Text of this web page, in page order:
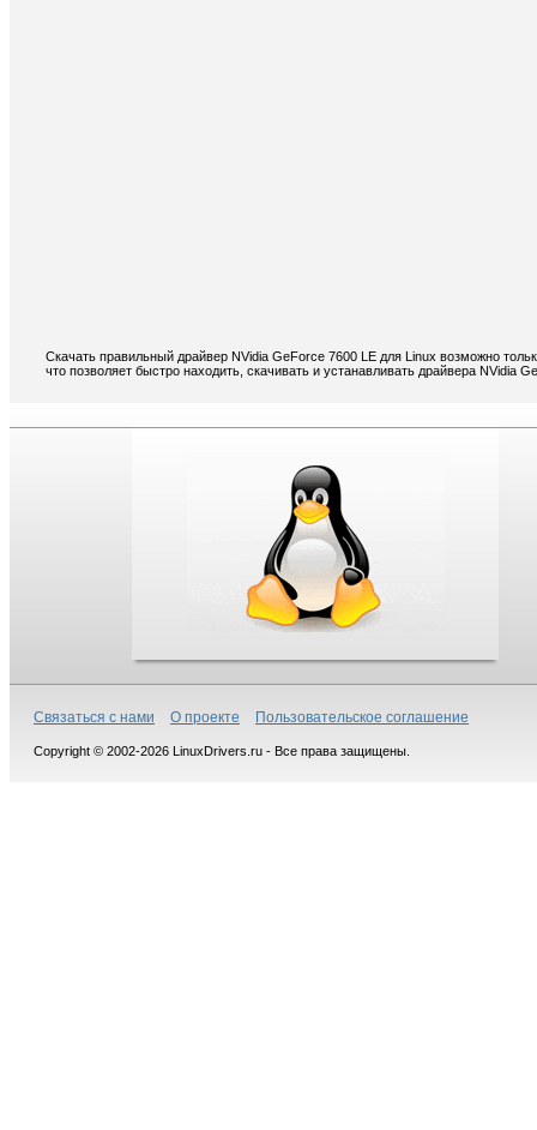
Скачать правильный драйвер NVidia GeForce 7600 LE для Linux возможно
что позволяет быстро находить, скачивать и устанавливать драйвера NVidia
Связаться с нами О проекте Пользовательское соглашение
Copyright © 2002-2026 LinuxDrivers.ru - Все права защищены.